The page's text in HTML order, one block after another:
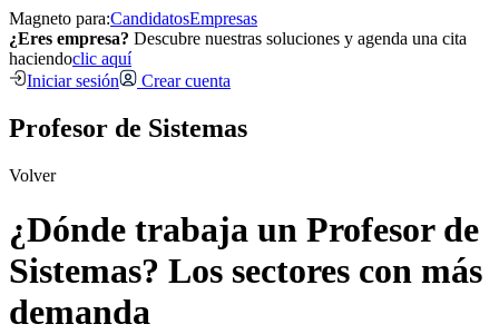
Magneto para:CandidatosEmpresas
¿Eres empresa? Descubre nuestras soluciones y agenda una cita
haciendoclic aquí
Iniciar sesión
Crear cuenta
Profesor de Sistemas
Volver
¿Dónde trabaja un Profesor de
Sistemas? Los sectores con más
demanda